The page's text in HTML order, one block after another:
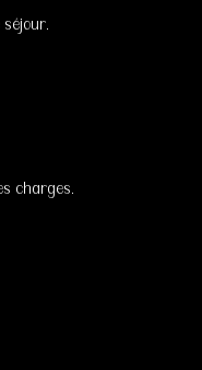
charges.